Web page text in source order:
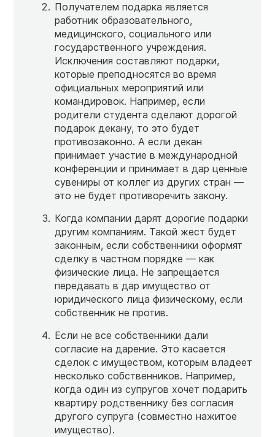
Получателем подарка является
работник образовательного,
медицинского, социального или
государственного учреждения.
Исключения составляют подарки,
которые преподносятся во время
официальных мероприятий или
командировок. Например, если
родители студента сделают дорогой
подарок декану, то это будет
противозаконно. А если декан
принимает участие в международной
конференции и принимает в дар ценные
сувениры от коллег из других стран —
это не будет противоречить закону.
Когда компании дарят дорогие подарки
другим компаниям. Такой жест будет
законным, если собственники оформят
сделку в частном порядке — как
физические лица. Не запрещается
передавать в дар имущество от
юридического лица физическому, если
собственник не против.
Если не все собственники дали
согласие на дарение. Это касается
сделок с имуществом, которым владеет
несколько собственников. Например,
когда один из супругов хочет подарить
квартиру родственнику без согласия
другого супруга (совместно нажитое
имущество).